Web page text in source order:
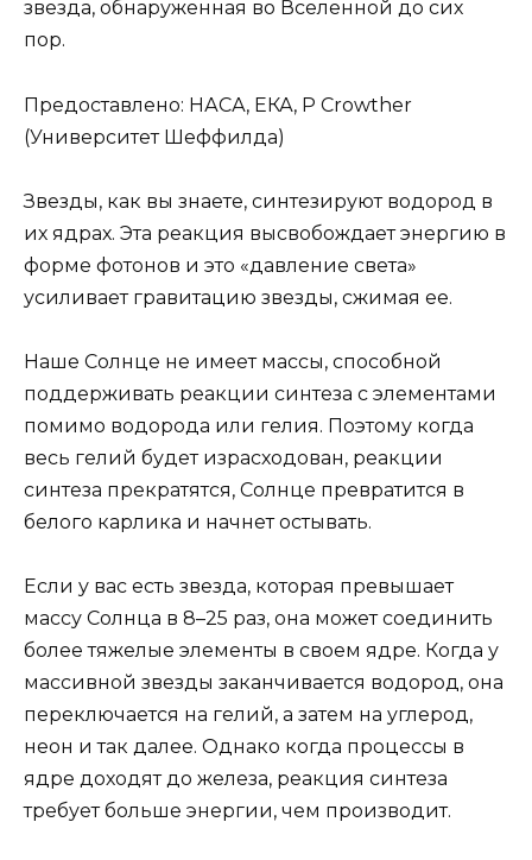
звезда, обнаруженная во Вселенной до сих
пор.
Предоставлено: НАСА, ЕКА, P Crowther
(Университет Шеффилда)
Звезды, как вы знаете, синтезируют водород в
их ядрах. Эта реакция высвобождает энергию в
форме фотонов и это «давление света»
усиливает гравитацию звезды, сжимая ее.
Наше Солнце не имеет массы, способной
поддерживать реакции синтеза с элементами
помимо водорода или гелия. Поэтому когда
весь гелий будет израсходован, реакции
синтеза прекратятся, Солнце превратится в
белого карлика и начнет остывать.
Если у вас есть звезда, которая превышает
массу Солнца в 8–25 раз, она может соединить
более тяжелые элементы в своем ядре. Когда у
массивной звезды заканчивается водород, она
переключается на гелий, а затем на углерод,
неон и так далее. Однако когда процессы в
ядре доходят до железа, реакция синтеза
требует больше энергии, чем производит.